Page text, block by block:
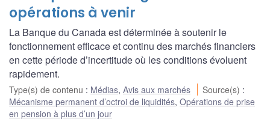
opérations à venir
La Banque du Canada est déterminée à soutenir le
fonctionnement efficace et continu des marchés financiers
en cette période d’incertitude où les conditions évoluent
rapidement.
Type(s) de contenu : Médias, Avis aux marchés Source(s) :
Mécanisme permanent d’octroi de liquidités, Opérations de prise
en pension à plus d’un jour